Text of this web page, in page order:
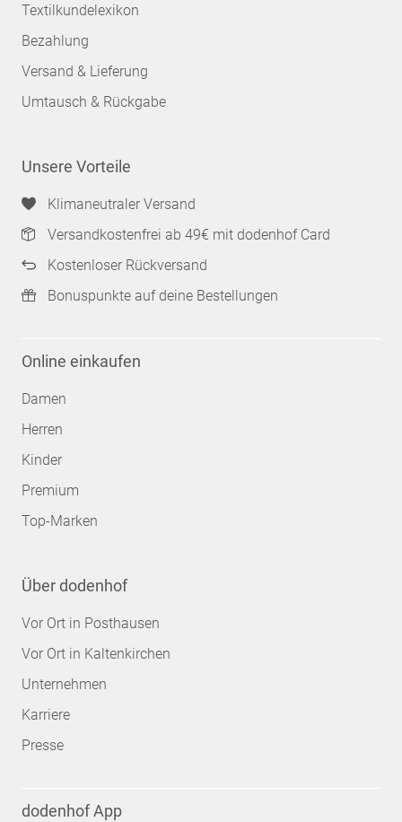
Textilkundelexikon
Bezahlung
Versand & Lieferung
Umtausch & Rückgabe
Unsere Vorteile
Klimaneutraler Versand
Versandkostenfrei ab 49€ mit dodenhof Card
Kostenloser Rückversand
Bonuspunkte auf deine Bestellungen
Online einkaufen
Damen
Herren
Kinder
Premium
Top-Marken
Über dodenhof
Vor Ort in Posthausen
Vor Ort in Kaltenkirchen
Unternehmen
Karriere
Presse
dodenhof App